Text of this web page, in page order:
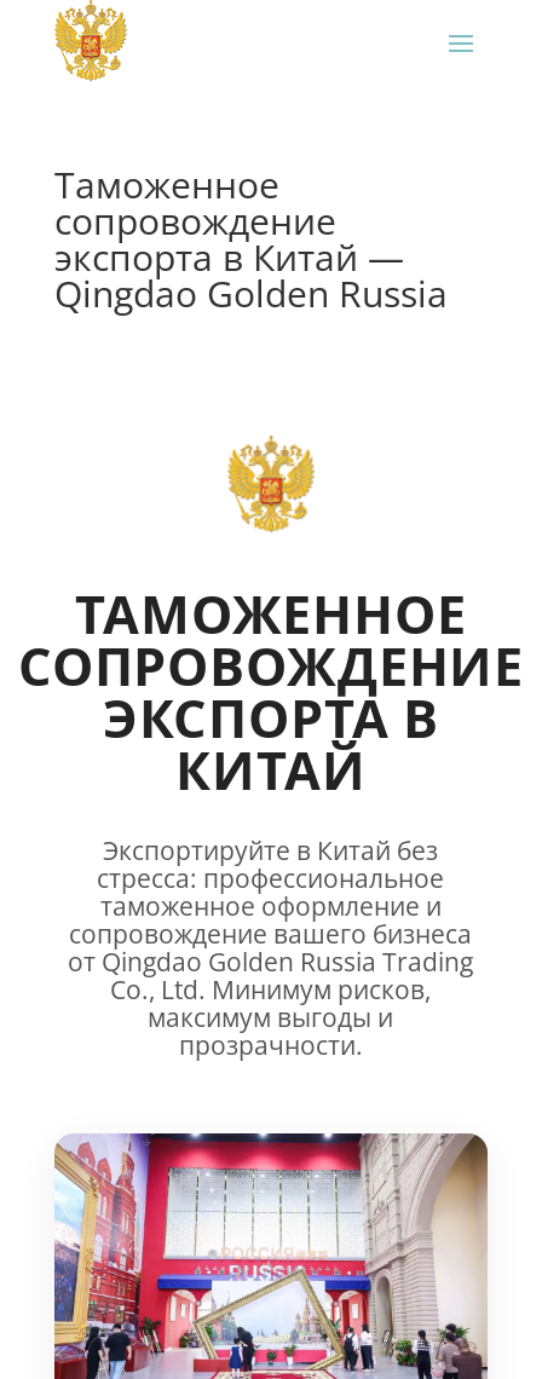
Таможенное
сопровождение
экспорта в Китай —
Qingdao Golden Russia
ТАМОЖЕННОЕ
СОПРОВОЖДЕНИЕ
ЭКСПОРТА В
КИТАЙ
Экспортируйте в Китай без
стресса: профессиональное
таможенное оформление и
сопровождение вашего бизнеса
от Qingdao Golden Russia Trading
Co., Ltd. Минимум рисков,
максимум выгоды и
прозрачности.